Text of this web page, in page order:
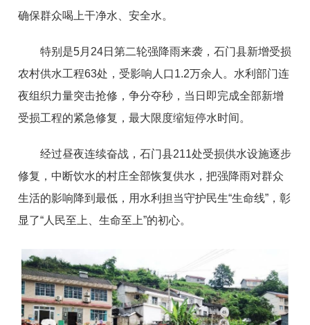
确保群众喝上干净水、安全水。
特别是5月24日第二轮强降雨来袭，石门县新增受损
农村供水工程63处，受影响人口1.2万余人。水利部门连
夜组织力量突击抢修，争分夺秒，当日即完成全部新增
受损工程的紧急修复，最大限度缩短停水时间。
经过昼夜连续奋战，石门县211处受损供水设施逐步
修复，中断饮水的村庄全部恢复供水，把强降雨对群众
生活的影响降到最低，用水利担当守护民生“生命线”，彰
显了“人民至上、生命至上”的初心。